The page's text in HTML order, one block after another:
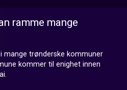
ramme mange
mange trønderske kommuner
kommer til enighet innen